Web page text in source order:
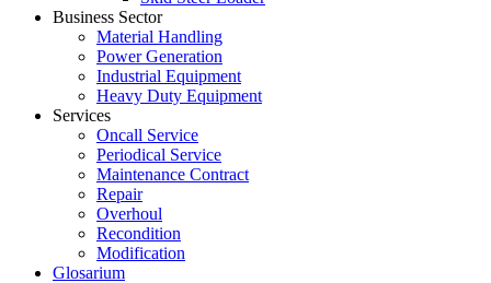
Business Sector
Material Handling
Power Generation
Industrial Equipment
Heavy Duty Equipment
Services
Oncall Service
Periodical Service
Maintenance Contract
Repair
Overhoul
Recondition
Modification
Glosarium